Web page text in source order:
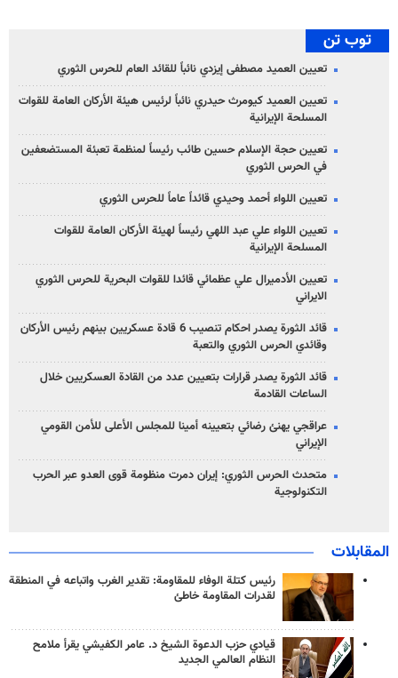
توب تن
تعيين العميد مصطفى إيزدي نائباً للقائد العام للحرس الثوري
تعيين العميد كيومرث حيدري نائباً لرئيس هيئة الأركان العامة للقوات
المسلحة الإيرانية
تعيين حجة الإسلام حسين طائب رئيساً لمنظمة تعبئة المستضعفين
في الحرس الثوري
تعيين اللواء أحمد وحيدي قائداً عاماً للحرس الثوري
تعيين اللواء علي عبد اللهي رئيساً لهيئة الأركان العامة للقوات
المسلحة الإيرانية
تعيين الأدميرال علي عظمائي قائدا للقوات البحرية للحرس الثوري
الايراني
قائد الثورة يصدر احكام تنصيب 6 قادة عسكريين بينهم رئيس الأركان
وقائدي الحرس الثوري والتعبة
قائد الثورة يصدر قرارات بتعيين عدد من القادة العسكريين خلال
الساعات القادمة
عراقجي يهنئ رضائي بتعيينه أمينا للمجلس الأعلى للأمن القومي
الإيراني
متحدث الحرس الثوري: إيران دمرت منظومة قوى العدو عبر الحرب
التكنولوجية
المقابلات
رئيس كتلة الوفاء للمقاومة: تقدير الغرب واتباعه في المنطقة
لقدرات المقاومة خاطئ
قيادي حزب الدعوة الشيخ د. عامر الكفيشي يقرأ ملامح
النظام العالمي الجديد